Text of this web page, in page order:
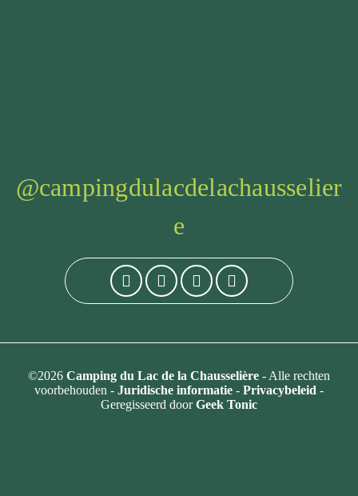
@campingdulacdelachausselier
e
©2026 Camping du Lac de la Chausselière - Alle rechten
voorbehouden - Juridische informatie - Privacybeleid -
Geregisseerd doorGeek Tonic